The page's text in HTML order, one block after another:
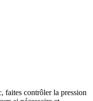
faites contrôler la pression